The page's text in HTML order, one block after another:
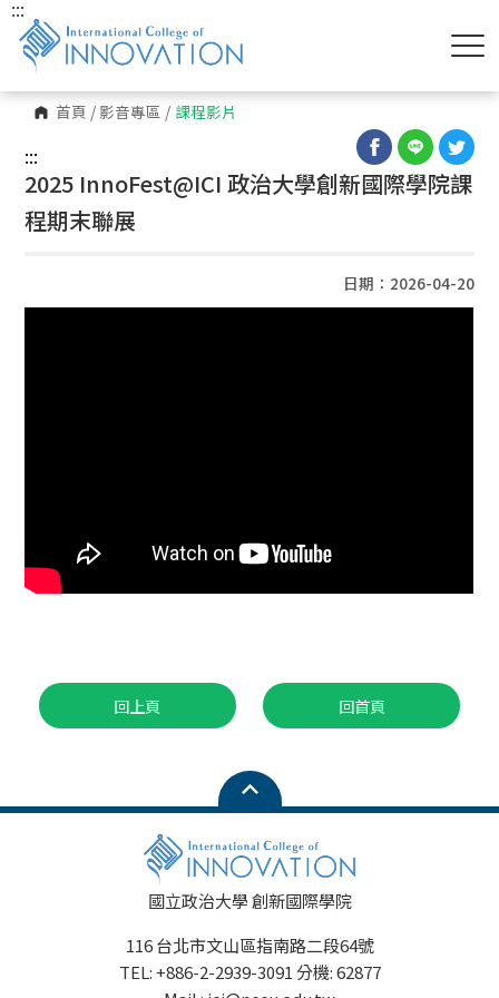
首頁 / 影音專區 / 課程影片
:::
:::
2025 InnoFest@ICI 政治大學創新國際學院課
程期末聯展
日期：2026-04-20
回上頁 回首頁
國立政治大學 創新國際學院
116 台北市文山區指南路二段64號
TEL: +886-2-2939-3091 分機: 62877